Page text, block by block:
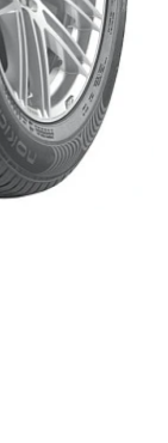
30